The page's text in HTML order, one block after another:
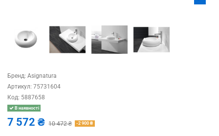
Бренд: Asignatura
Артикул: 75731604
Код: 5887658
В наявності
7 572 ₴ 10 472 ₴ -2 900 ₴